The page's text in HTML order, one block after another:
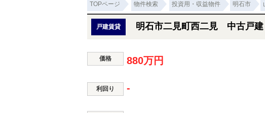
TOPページ 物件検索 投資用・収益物件 明石市
戸建賃貸 明石市二見町西二見 中古戸建
価格 880万円
利回り -